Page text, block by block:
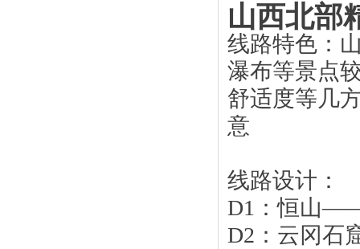
山西北部
线路特色：
瀑布等景点
舒适度等几
意
线路设计：
D1：恒山
D2：云冈石